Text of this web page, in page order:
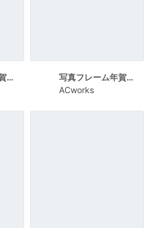
写真フレーム年賀状 白いフレームとHAPPY NEW YEAR
写真フレーム年賀状 シルエットの干支
ACworks